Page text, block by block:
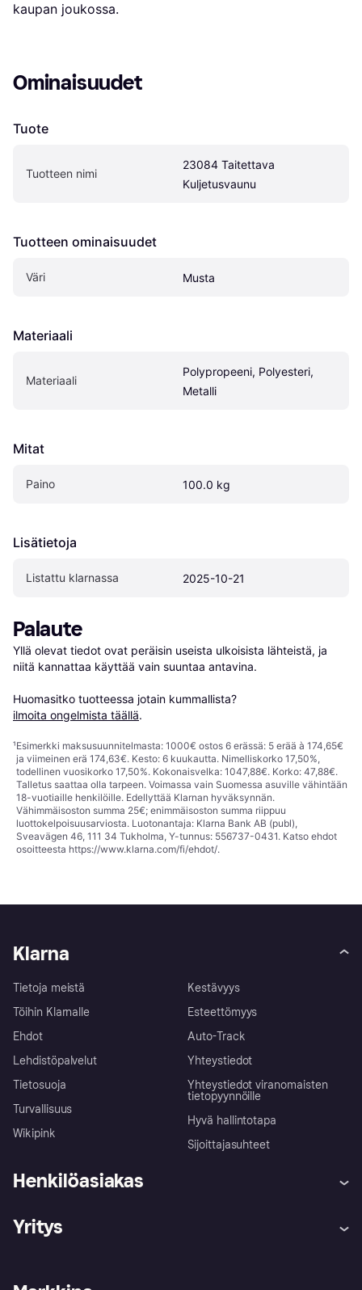
kaupan joukossa.
Ominaisuudet
Tuote
Tuotteen nimi
23084 Taitettava
Kuljetusvaunu
Tuotteen ominaisuudet
Väri Musta
Materiaali
Materiaali
Polypropeeni, Polyesteri,
Metalli
Mitat
Paino 100.0 kg
Lisätietoja
Listattu klarnassa 2025-10-21
Palaute
Yllä olevat tiedot ovat peräisin useista ulkoisista lähteistä, ja
niitä kannattaa käyttää vain suuntaa antavina.
Huomasitko tuotteessa jotain kummallista?
ilmoita ongelmista täällä.
¹Esimerkki maksusuunnitelmasta: 1000€ ostos 6 erässä: 5 erää à 174,65€
ja viimeinen erä 174,63€. Kesto: 6 kuukautta. Nimelliskorko 17,50%,
todellinen vuosikorko 17,50%. Kokonaisvelka: 1047,88€. Korko: 47,88€.
Talletus saattaa olla tarpeen. Voimassa vain Suomessa asuville vähintään
18-vuotiaille henkilöille. Edellyttää Klarnan hyväksynnän.
Vähimmäisoston summa 25€; enimmäisoston summa riippuu
luottokelpoisuusarviosta. Luotonantaja: Klarna Bank AB (publ),
Sveavägen 46, 111 34 Tukholma, Y-tunnus: 556737-0431. Katso ehdot
osoitteesta https://www.klarna.com/fi/ehdot/.
Klarna
Tietoja meistä
Töihin Klarnalle
Ehdot
Lehdistöpalvelut
Tietosuoja
Turvallisuus
Wikipink
Kestävyys
Esteettömyys
Auto-Track
Yhteystiedot
Yhteystiedot viranomaisten
tietopyynnöille
Hyvä hallintotapa
Sijoittajasuhteet
Henkilöasiakas
Ohje
Kirjaudu sisään
Yritys
Kirjaudu sisään yrityksenä